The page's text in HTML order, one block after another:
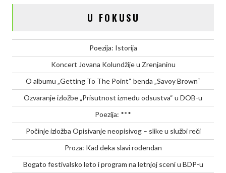
n
U FOKUSU
Poezija: Istorija
Koncert Jovana Kolundžije u Zrenjaninu
O albumu „Getting To The Point“ benda „Savoy Brown“
Ozvaranje izložbe „Prisutnost između odsustva“ u DOB-u
Poezija: ***
Počinje izložba Opisivanje neopisivog – slike u službi reči
Proza: Kad deka slavi rođendan
Bogato festivalsko leto i program na letnjoj sceni u BDP-u